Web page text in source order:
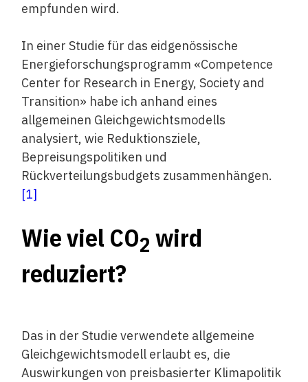
empfunden wird.
In einer Studie für das eidgenössische
Energieforschungsprogramm «Competence
Center for Research in Energy, Society and
Transition» habe ich anhand eines
allgemeinen Gleichgewichtsmodells
analysiert, wie Reduktionsziele,
Bepreisungspolitiken und
Rückverteilungsbudgets zusammenhängen.
[1]
Wie viel CO2 wird
reduziert?
Das in der Studie verwendete allgemeine
Gleichgewichtsmodell erlaubt es, die
Auswirkungen von preisbasierter Klimapolitik